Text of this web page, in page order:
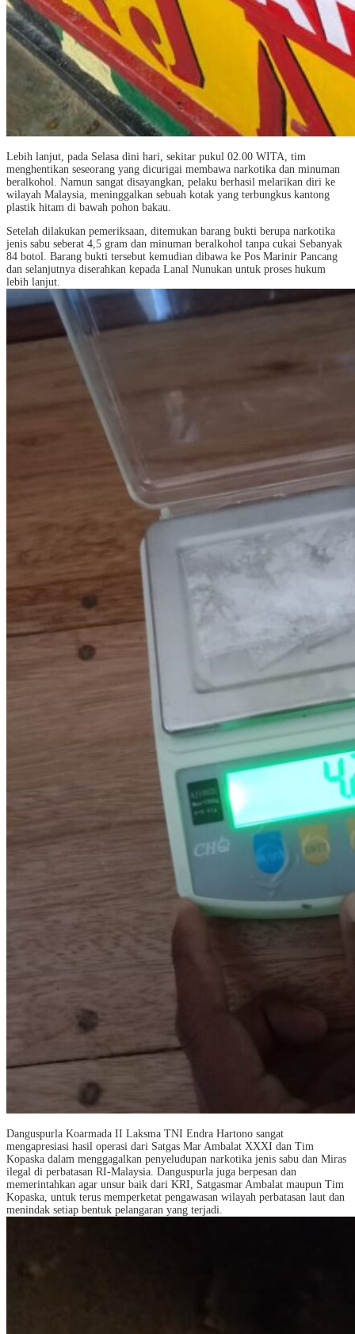
Lebih lanjut, pada Selasa dini hari, sekitar pukul 02.00 WITA, tim
menghentikan seseorang yang dicurigai membawa narkotika dan minuman
beralkohol. Namun sangat disayangkan, pelaku berhasil melarikan diri ke
wilayah Malaysia, meninggalkan sebuah kotak yang terbungkus kantong
plastik hitam di bawah pohon bakau.
Setelah dilakukan pemeriksaan, ditemukan barang bukti berupa narkotika
jenis sabu seberat 4,5 gram dan minuman beralkohol tanpa cukai Sebanyak
84 botol. Barang bukti tersebut kemudian dibawa ke Pos Marinir Pancang
dan selanjutnya diserahkan kepada Lanal Nunukan untuk proses hukum
lebih lanjut.
Danguspurla Koarmada II Laksma TNI Endra Hartono sangat
mengapresiasi hasil operasi dari Satgas Mar Ambalat XXXI dan Tim
Kopaska dalam menggagalkan penyeludupan narkotika jenis sabu dan Miras
ilegal di perbatasan RI-Malaysia. Danguspurla juga berpesan dan
memerintahkan agar unsur baik dari KRI, Satgasmar Ambalat maupun Tim
Kopaska, untuk terus memperketat pengawasan wilayah perbatasan laut dan
menindak setiap bentuk pelangaran yang terjadi.